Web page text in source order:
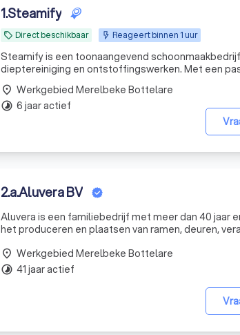
1.Steamify
local_offer Direct beschikbaar Reageert binnen 1 uur
Steamify is een toonaangevend
dieptereiniging en ontstoffingswerken. Met een
gespecialiseerde schoonmaakoplossingen voor
grootkeukens, koel- en vr
place Werkgebied Merelbeke Bottelare
timelapse 6 jaar actief
2.a.Aluvera BV
Aluvera is een familiebedrijf met meer dan 40 jaar
het produceren en plaatsen van ramen, deuren,
place Werkgebied Merelbeke Bottelare
timelapse 41 jaar actief